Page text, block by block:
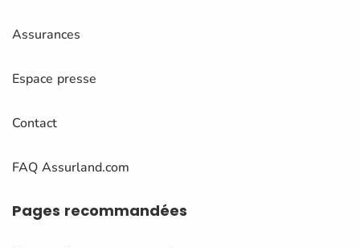
Assurances
Espace presse
Contact
FAQ Assurland.com
Pages recommandées